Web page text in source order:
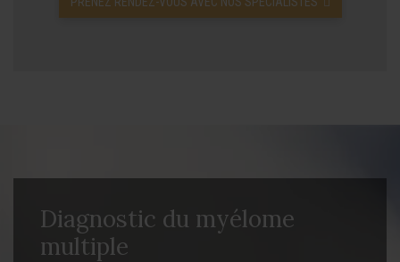
Diagnostic du myélome
multiple